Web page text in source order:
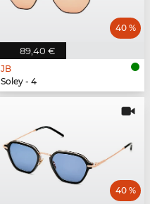
89,40 €
40 %
JB
Soley - 4
40 %